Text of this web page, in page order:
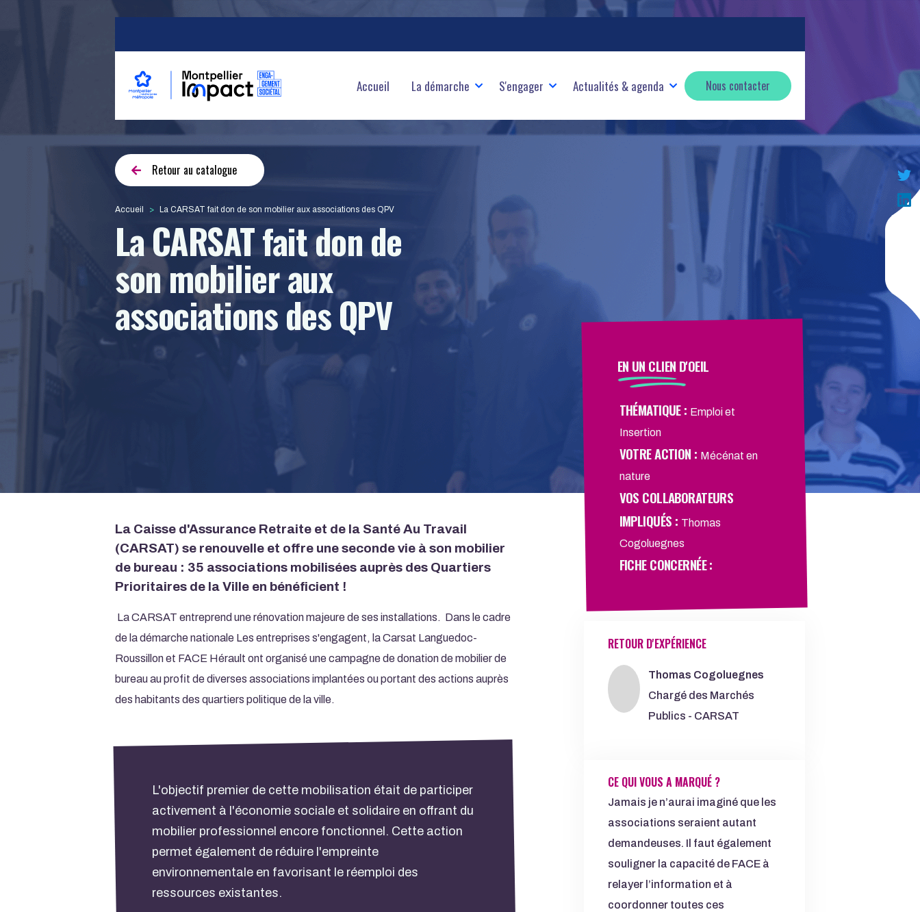
Aller au contenu principal
Navigation principale
Accueil La démarche S'engager Actualités & agenda Nous contacter
Retour au catalogue
Accueil La CARSAT fait don de son mobilier aux associations des QPV
La CARSAT fait don de
son mobilier aux
associations des QPV
La Caisse d'Assurance Retraite et de la Santé Au Travail
(CARSAT) se renouvelle et offre une seconde vie à son mobilier
de bureau : 35 associations mobilisées auprès des Quartiers
Prioritaires de la Ville en bénéficient !
La CARSAT entreprend une rénovation majeure de ses installations. Dans le cadre
de la démarche nationale Les entreprises s'engagent, la Carsat Languedoc-
Roussillon et FACE Hérault ont organisé une campagne de donation de mobilier de
bureau au profit de diverses associations implantées ou portant des actions auprès
des habitants des quartiers politique de la ville.
L'objectif premier de cette mobilisation était de participer
activement à l'économie sociale et solidaire en offrant du
mobilier professionnel encore fonctionnel. Cette action
permet également de réduire l'empreinte
environnementale en favorisant le réemploi des
ressources existantes.
EN UN CLIEN D'OEIL
THÉMATIQUE : Emploi et
Insertion
VOTRE ACTION : Mécénat en
nature
VOS COLLABORATEURS
IMPLIQUÉS : Thomas
Cogoluegnes
FICHE CONCERNÉE :
RETOUR D'EXPÉRIENCE
Thomas Cogoluegnes
Chargé des Marchés
Publics - CARSAT
CE QUI VOUS A MARQUÉ ?
Jamais je n’aurai imaginé que les
associations seraient autant
demandeuses. Il faut également
souligner la capacité de FACE à
relayer l’information et à
coordonner toutes ces